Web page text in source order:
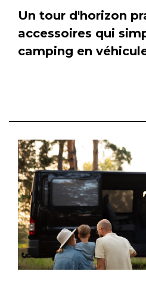
Un tour d'horizon
accessoires qui
camping en